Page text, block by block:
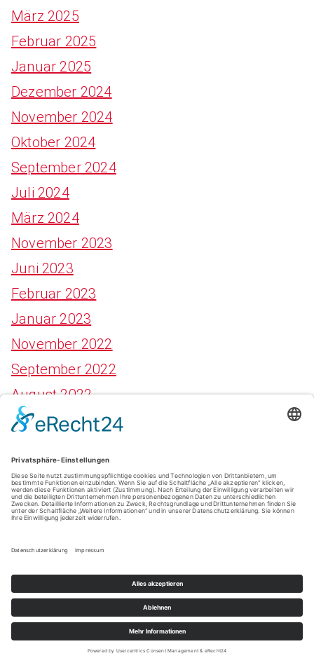
März 2025
Februar 2025
Januar 2025
Dezember 2024
November 2024
Oktober 2024
September 2024
Juli 2024
März 2024
November 2023
Juni 2023
Februar 2023
Januar 2023
November 2022
September 2022
August 2022
Mai 2022
Februar 2022
Januar 2022
Kategorien
Allgemein
Dienstleister
Events und Freizeit